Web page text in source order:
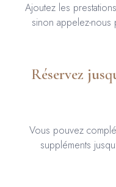
Ajoutez les
sinon appelez-nous
Réservez
Vous pouvez
suppléments